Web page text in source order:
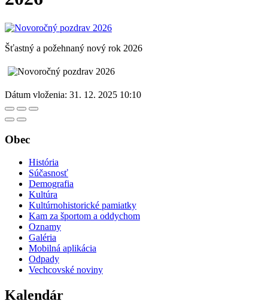
Šťastný a požehnaný nový rok 2026
Dátum vloženia: 31. 12. 2025 10:10
Obec
História
Súčasnosť
Demografia
Kultúra
Kultúrnohistorické pamiatky
Kam za športom a oddychom
Oznamy
Galéria
Mobilná aplikácia
Odpady
Vechcovské noviny
Kalendár